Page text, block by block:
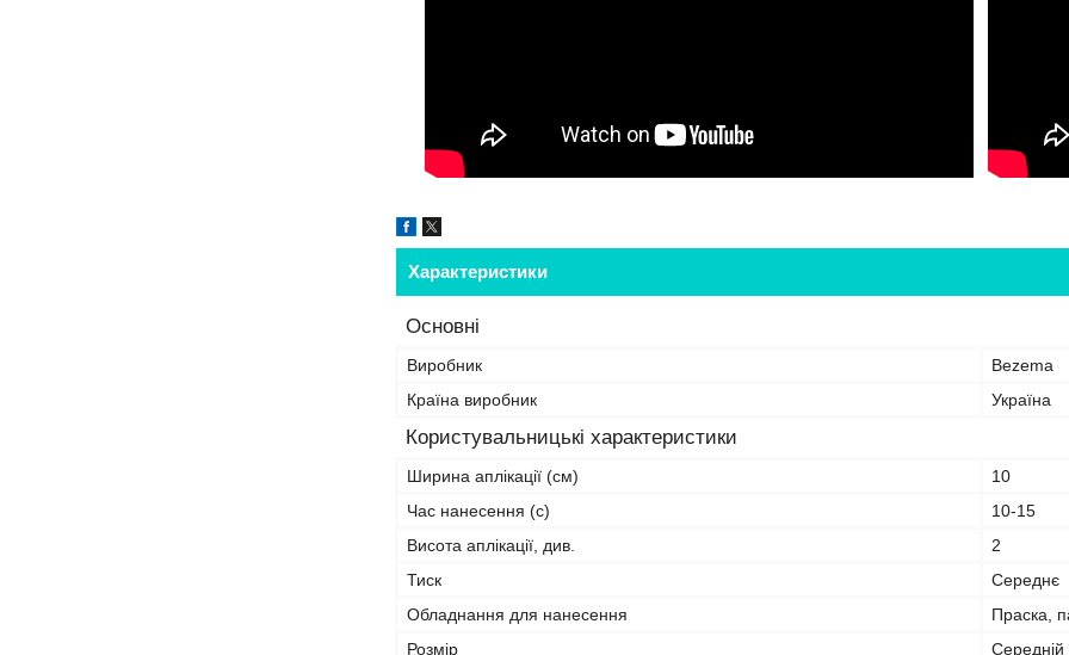
Характеристики
Основні
Виробник
Bezema
Країна виробник
Україна
Користувальницькі характеристики
Ширина аплікації (см)
10
Час нанесення (с)
10-15
Висота аплікації, див.
2
Тиск
Середнє
Обладнання для нанесення
Праска,
Розмір
Середній